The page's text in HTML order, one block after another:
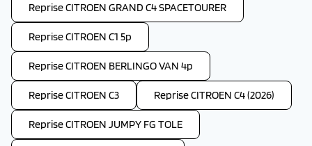
Reprise CITROEN GRAND C4 SPACETOURER
Reprise CITROEN C1 5p
Reprise CITROEN BERLINGO VAN 4p
Reprise CITROEN C3 Reprise CITROEN C4 (2026)
Reprise CITROEN JUMPY FG TOLE